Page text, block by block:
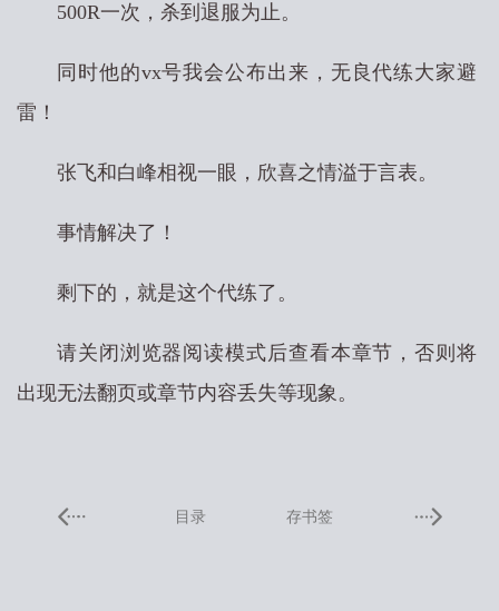
500R一次，杀到退服为止。
同时他的vx号我会公布出来，无良代练大家避
雷！
张飞和白峰相视一眼，欣喜之情溢于言表。
事情解决了！
剩下的，就是这个代练了。
请关闭浏览器阅读模式后查看本章节，否则将
出现无法翻页或章节内容丢失等现象。
目录 存书签